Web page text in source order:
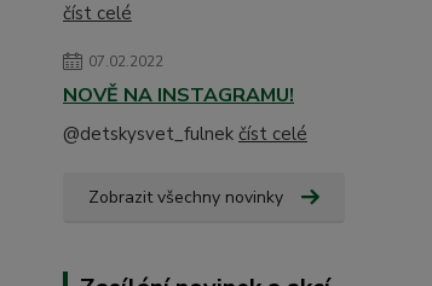
číst celé
07.02.2022
NOVĚ NA INSTAGRAMU!
@detskysvet_fulnek číst celé
Zobrazit všechny novinky